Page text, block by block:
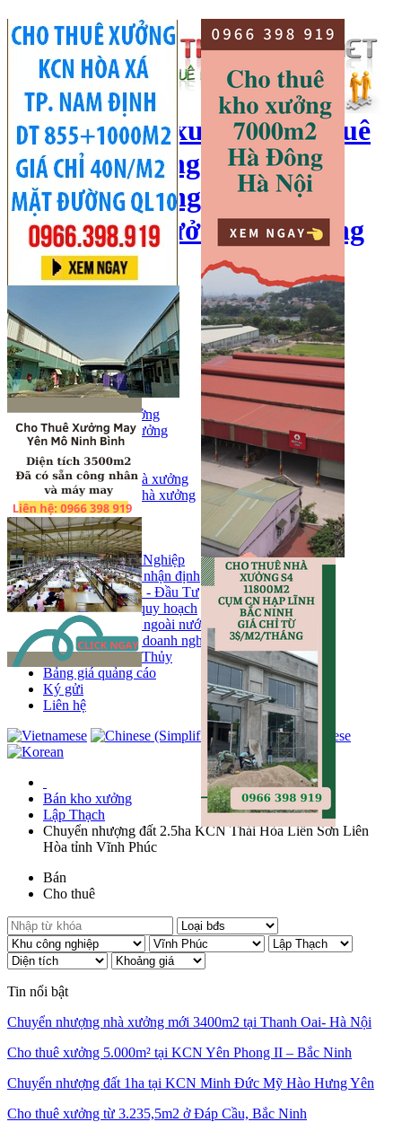
cho thuê kho xưởng, cho thuê
kho, kho xưởng hà nội, cho
thuê nhà xưởng, cho thuê
xưởng, kho xưởng hải dương
Hotline:0966 398 919
Đăng ký
Đăng tin bán/cho thuê
Trang chủ
Bán kho, nhà xưởng
Bán kho xưởng
Kho
Mặt bằng
Cho thuê kho, nhà xưởng
Cho thuê nhà xưởng
Kho
Mặt bằng
Tin tức
Khu Công Nghiệp
Phân tích - nhận định
Chính sách - Đầu Tư
Thông tin quy hoạch
Thị trường ngoài nước
Hoạt động doanh nghiẹp
Tin Phong Thủy
Bảng giá quảng cáo
Ký gửi
Liên hệ
Bán kho xưởng
Lập Thạch
Chuyển nhượng đất 2.5ha KCN Thái Hòa Liễn Sơn Liên
Hòa tỉnh Vĩnh Phúc
Bán
Cho thuê
Tin nổi bật
Chuyển nhượng nhà xưởng mới 3400m2 tại Thanh Oai- Hà Nội
Cho thuê xưởng 5.000m² tại KCN Yên Phong II – Bắc Ninh
Chuyển nhượng đất 1ha tại KCN Minh Đức Mỹ Hào Hưng Yên
Cho thuê xưởng từ 3.235,5m2 ở Đáp Cầu, Bắc Ninh